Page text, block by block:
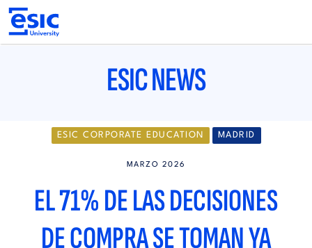
Pasar
contenido
ESIC NEWS
ESIC CORPORATE EDUCATION MADRID
MARZO 2026
EL 71% DE LAS DECISIONES
DE COMPRA SE TOMAN YA